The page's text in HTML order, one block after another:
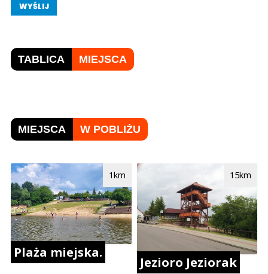
WYŚLIJ
TABLICA MIEJSCA
MIEJSCA W POBLIŻU
Plaża miejska.
1km
Jezioro Jeziorak
15km